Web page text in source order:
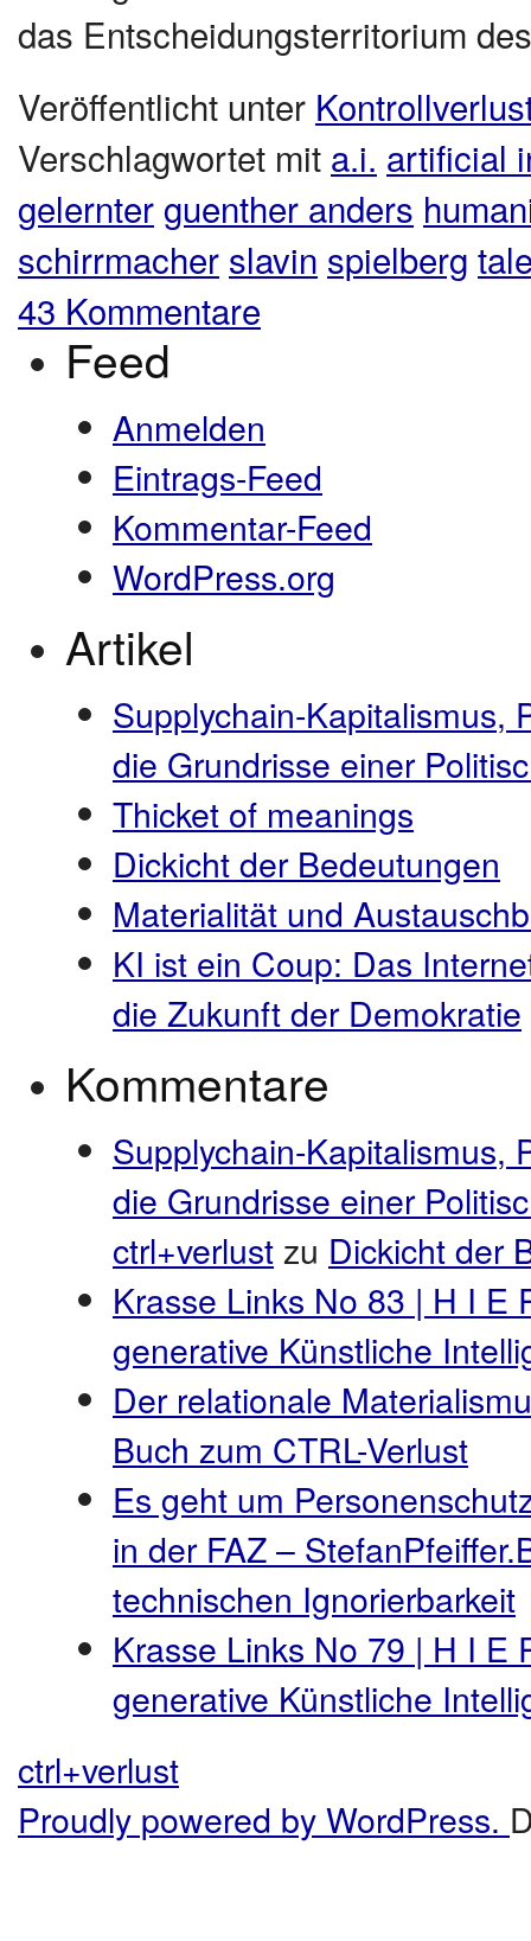
das Entscheidungsterritorium
Veröffentlicht unter
Verschlagwortet mit a.i. artificial
gelernterguenther anders
schirrmacher slavin spielberg
43 Kommentare
Feed
Anmelden
Eintrags-Feed
Kommentar-Feed
WordPress.org
Artikel
Supplychain-Kapitalismus,
die Grundrisse einer
Thicket of meanings
Dickicht der Bedeutungen
Materialität und
KI ist ein Coup: Das
die Zukunft der Demokratie
Kommentare
Supplychain-Kapitalismus,
die Grundrisse einer
ctrl+verlustzu Dickicht der
Krasse Links No 83 | H I E
generative Künstliche
Der relationale
Buch zum CTRL-Verlust
Es geht um
in der FAZ –
technischen Ignorierbarkeit
Krasse Links No 79 | H I E
generative Künstliche
ctrl+verlust
Proudly powered by WordPress.